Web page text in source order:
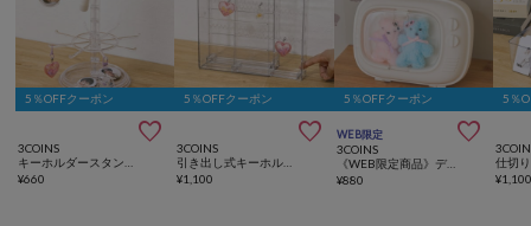
5％OFFクーポン

3COINS
¥660
5％OFFクーポン

3COINS
¥1,100
5％OFFクーポン
WEB限定 
3COINS
《WEB限定商品》ディスプレイケース
¥880
5％
¥